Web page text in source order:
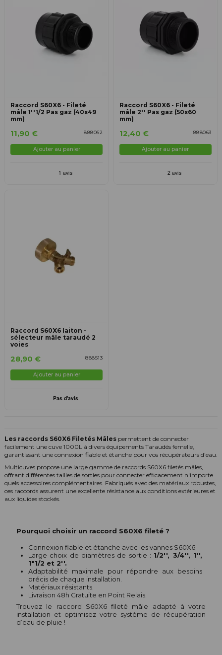
Raccord S60X6 - Fileté
mâle 1''1/2 Pas gaz (40x49
mm)
888062
11,90 €
Ajouter au panier
Raccord S60X6 - Fileté
mâle 2'' Pas gaz (50x60
mm)
888063
12,40 €
Ajouter au panier
Raccord S60X6 laiton -
sélecteur mâle taraudé 2
voies
888513
28,90 €
Ajouter au panier
Les raccords S60X6 Filetés Mâles permettent de connecter
facilement une cuve 1000L à divers équipements Taraudés femelle,
garantissant une connexion fiable et étanche pour vos récupérateurs d'eau.
Multicuves propose une large gamme de raccords S60X6 filetés mâles,
offrant différentes tailles de sorties pour connecter efficacement n'importe
quels accessoires complémentaires. Fabriqués avec des matériaux robustes,
ces raccords assurent une excellente résistance aux conditions extérieures et
aux liquides stockés.
Pourquoi choisir un raccord S60X6 fileté ?
Connexion fiable et étanche avec les vannes S60X6.
Large choix de diamètres de sortie : 1/2'', 3/4'', 1'',
1"1/2 et 2''.
Adaptabilité maximale pour répondre aux besoins
précis de chaque installation.
Matériaux résistants.
Livraison 48h Gratuite en Point Relais.
Trouvez le raccord S60X6 fileté mâle adapté à votre
installation et optimisez votre système de récupération
d’eau de pluie !